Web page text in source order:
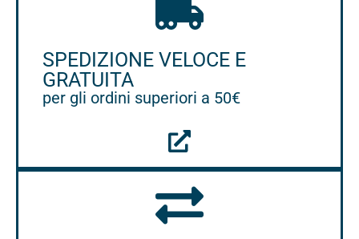
SPEDIZIONE VELOCE E
GRATUITA
per gli ordini superiori a 50€